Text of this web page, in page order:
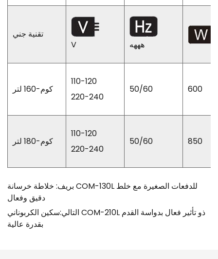
تقنية جني
V
هههه
كوم-160 لتر
110-120
220-240
50/60 600
كوم-180 لتر
110-120
220-240
50/60 850
بريف: خلاطة خرسانة COM-130L للدفعات الصغيرة مع خلط
دقيق وفعال
التالي:سكين الكربوناني COM-210L ذو تأثير فعال بدواسة القدم
بقدرة عالية